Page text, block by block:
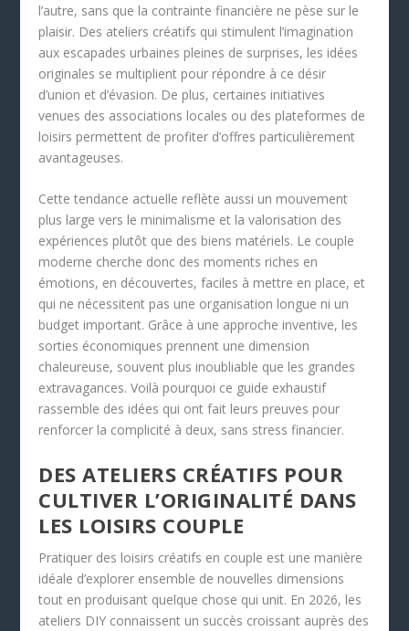
l’autre, sans que la contrainte financière ne pèse sur le
plaisir. Des ateliers créatifs qui stimulent l’imagination
aux escapades urbaines pleines de surprises, les idées
originales se multiplient pour répondre à ce désir
d’union et d’évasion. De plus, certaines initiatives
venues des associations locales ou des plateformes de
loisirs permettent de profiter d’offres particulièrement
avantageuses.
Cette tendance actuelle reflète aussi un mouvement
plus large vers le minimalisme et la valorisation des
expériences plutôt que des biens matériels. Le couple
moderne cherche donc des moments riches en
émotions, en découvertes, faciles à mettre en place, et
qui ne nécessitent pas une organisation longue ni un
budget important. Grâce à une approche inventive, les
sorties économiques prennent une dimension
chaleureuse, souvent plus inoubliable que les grandes
extravagances. Voilà pourquoi ce guide exhaustif
rassemble des idées qui ont fait leurs preuves pour
renforcer la complicité à deux, sans stress financier.
DES ATELIERS CRÉATIFS POUR
CULTIVER L’ORIGINALITÉ DANS
LES LOISIRS COUPLE
Pratiquer des loisirs créatifs en couple est une manière
idéale d’explorer ensemble de nouvelles dimensions
tout en produisant quelque chose qui unit. En 2026, les
ateliers DIY connaissent un succès croissant auprès des